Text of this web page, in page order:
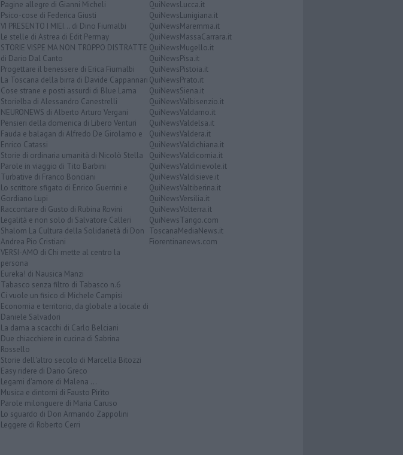
Pagine allegre di Gianni Micheli
Psico-cose di Federica Giusti
VI PRESENTO I MIEI... di Dino Fiumalbi
Le stelle di Astrea di Edit Permay
STORIE VISPE MA NON TROPPO DISTRATTE
di Dario Dal Canto
Progettare il benessere di Erica Fiumalbi
La Toscana della birra di Davide Cappannari
Cose strane e posti assurdi di Blue Lama
Storielba di Alessandro Canestrelli
NEURONEWS di Alberto Arturo Vergani
Pensieri della domenica di Libero Venturi
Fauda e balagan di Alfredo De Girolamo e
Enrico Catassi
Storie di ordinaria umanità di Nicolò Stella
Parole in viaggio di Tito Barbini
Turbative di Franco Bonciani
Lo scrittore sfigato di Enrico Guerrini e
Gordiano Lupi
Raccontare di Gusto di Rubina Rovini
Legalità e non solo di Salvatore Calleri
Shalom La Cultura della Solidarietà di Don
Andrea Pio Cristiani
VERSI-AMO di Chi mette al centro la
persona
Eureka! di Nausica Manzi
Tabasco senza filtro di Tabasco n.6
Ci vuole un fisico di Michele Campisi
Economia e territorio, da globale a locale di
Daniele Salvadori
La dama a scacchi di Carlo Belciani
Due chiacchiere in cucina di Sabrina
Rossello
Storie dell'altro secolo di Marcella Bitozzi
Easy ridere di Dario Greco
Legami d'amore di Malena ...
Musica e dintorni di Fausto Pirìto
Parole milonguere di Maria Caruso
Lo sguardo di Don Armando Zappolini
Leggere di Roberto Cerri
QuiNewsLucca.it
QuiNewsLunigiana.it
QuiNewsMaremma.it
QuiNewsMassaCarrara.it
QuiNewsMugello.it
QuiNewsPisa.it
QuiNewsPistoia.it
QuiNewsPrato.it
QuiNewsSiena.it
QuiNewsValbisenzio.it
QuiNewsValdarno.it
QuiNewsValdelsa.it
QuiNewsValdera.it
QuiNewsValdichiana.it
QuiNewsValdicornia.it
QuiNewsValdinievole.it
QuiNewsValdisieve.it
QuiNewsValtiberina.it
QuiNewsVersilia.it
QuiNewsVolterra.it
QuiNewsTango.com
ToscanaMediaNews.it
Fiorentinanews.com